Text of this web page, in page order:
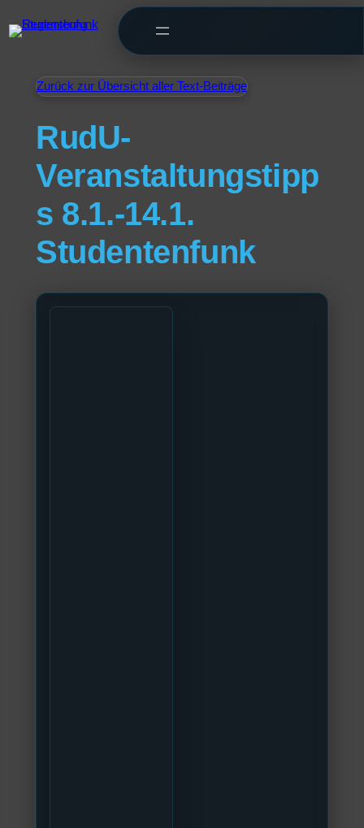
Zurück zur Übersicht aller Text-Beiträge
RudU-
Veranstaltungstipp
s 8.1.-14.1.
Studentenfunk